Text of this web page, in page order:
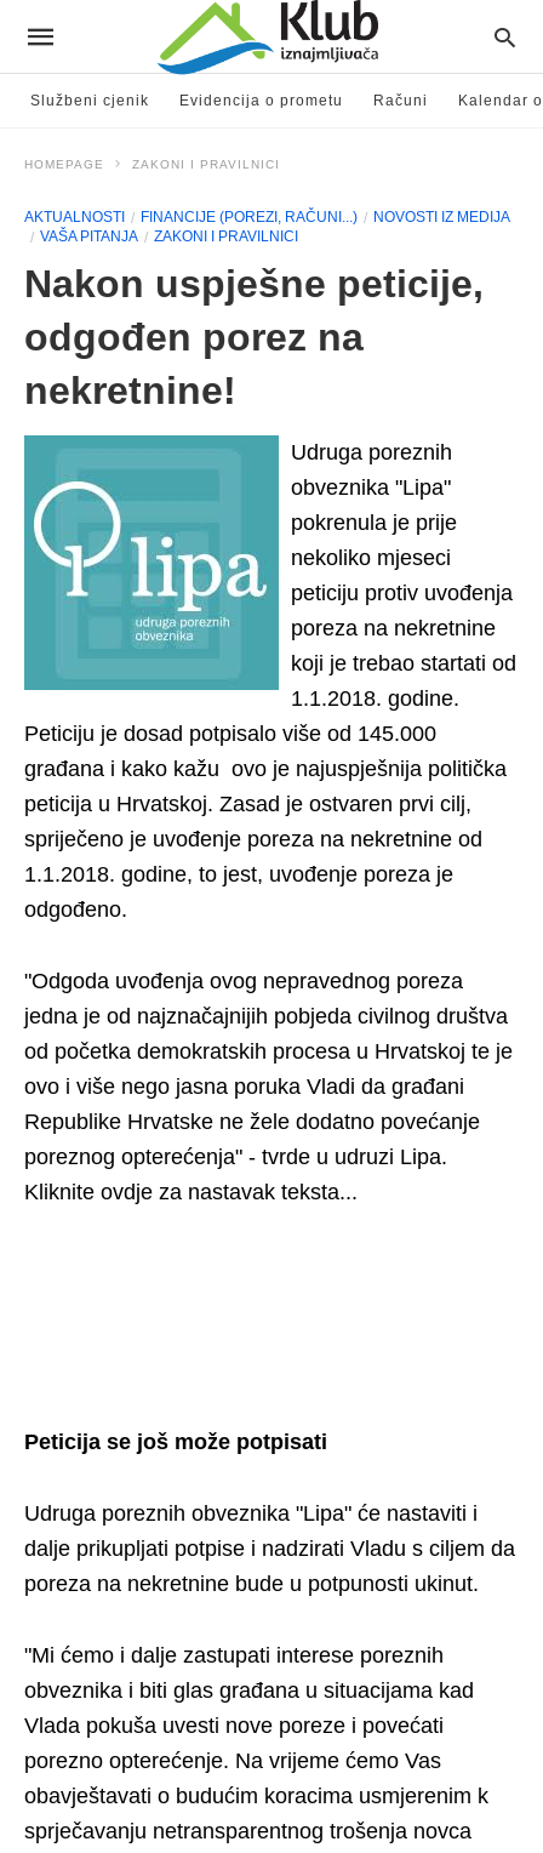
Službeni cjenik Evidencija o prometu Računi Kalendar
HOMEPAGE ZAKONI I PRAVILNICI
AKTUALNOSTI FINANCIJE (POREZI, RAČUNI...)
NOVOSTI IZ MEDIJA
VAŠA PITANJA
ZAKONI I PRAVILNICI
Nakon uspješne peticije,
odgođen porez na
nekretnine!
Udruga poreznih
obveznika "Lipa"
pokrenula je prije
nekoliko mjeseci
peticiju protiv uvođenja
poreza na nekretnine
koji je trebao startati od
1.1.2018. godine.
Peticiju je dosad potpisalo više od 145.000
građana i kako kažu ovo je najuspješnija politička
peticija u Hrvatskoj. Zasad je ostvaren prvi cilj,
spriječeno je uvođenje poreza na nekretnine od
1.1.2018. godine, to jest, uvođenje poreza je
odgođeno.
"Odgoda uvođenja ovog nepravednog poreza
jedna je od najznačajnijih pobjeda civilnog društva
od početka demokratskih procesa u Hrvatskoj te je
ovo i više nego jasna poruka Vladi da građani
Republike Hrvatske ne žele dodatno povećanje
poreznog opterećenja" - tvrde u udruzi Lipa.
Kliknite ovdje za nastavak teksta...
Peticija se još može potpisati
Udruga poreznih obveznika "Lipa" će nastaviti i
dalje prikupljati potpise i nadzirati Vladu s ciljem da
poreza na nekretnine bude u potpunosti ukinut.
"Mi ćemo i dalje zastupati interese poreznih
obveznika i biti glas građana u situacijama kad
Vlada pokuša uvesti nove poreze i povećati
porezno opterećenje. Na vrijeme ćemo Vas
obavještavati o budućim koracima usmjerenim k
sprječavanju netransparentnog trošenja novca